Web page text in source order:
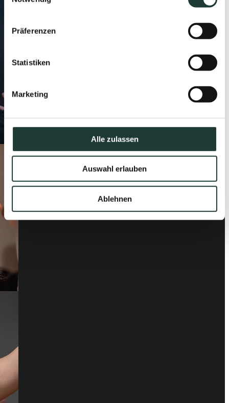
Präferenzen
Statistiken
Marketing
Alle zulassen
Auswahl erlauben
Ablehnen